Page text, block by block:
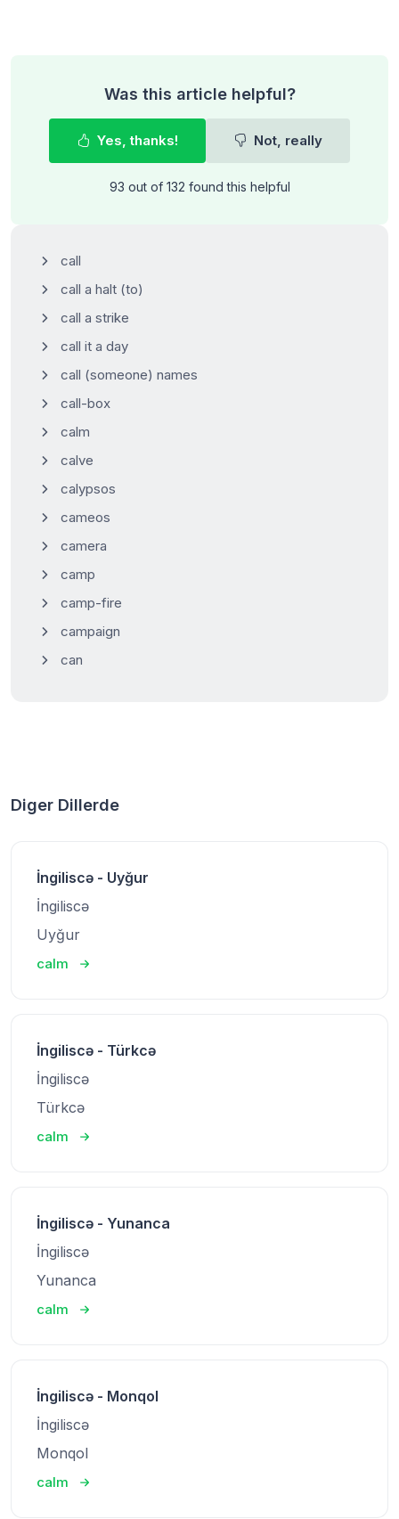
Was this article helpful?
Yes, thanks! Not, really
93 out of 132 found this helpful
call
call a halt (to)
call a strike
call it a day
call (someone) names
call-box
calm
calve
calypsos
cameos
camera
camp
camp-fire
campaign
can
Diger Dillerde
İngiliscə - Uyğur
İngiliscə
Uyğur
calm
İngiliscə - Türkcə
İngiliscə
Türkcə
calm
İngiliscə - Yunanca
İngiliscə
Yunanca
calm
İngiliscə - Monqol
İngiliscə
Monqol
calm